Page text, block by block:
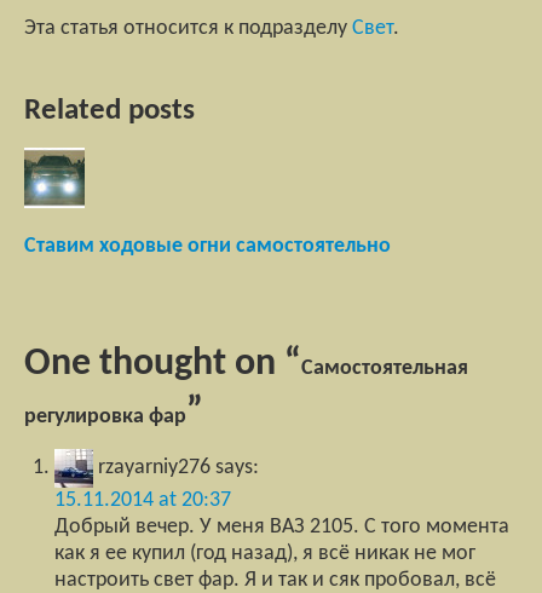
Эта статья относится к подразделу Свет.
Related posts
Ставим ходовые огни самостоятельно
One thought on “Самостоятельная
регулировка фар”
rzayarniy276 says:
15.11.2014 at 20:37
Добрый вечер. У меня ВАЗ 2105. С того момента
как я ее купил (год назад), я всё никак не мог
настроить свет фар. Я и так и сяк пробовал, всё